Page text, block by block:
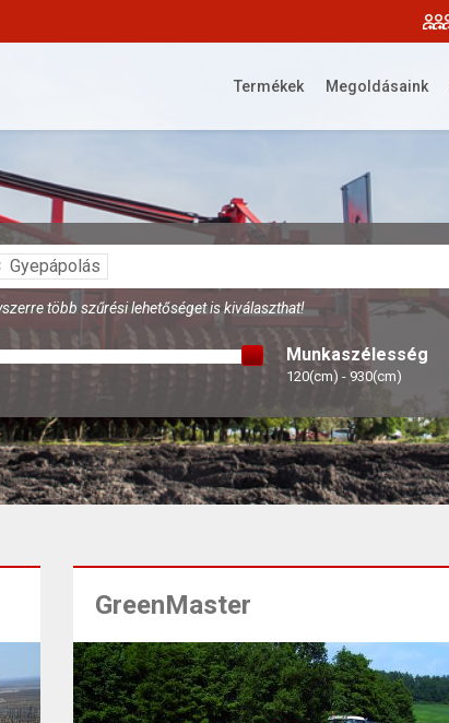
Termékek Megoldásaink
Gyepápolás
több szűrési lehetőséget is kiválaszthat!
Munkaszélesség
120(cm) - 930(cm)
GreenMaster